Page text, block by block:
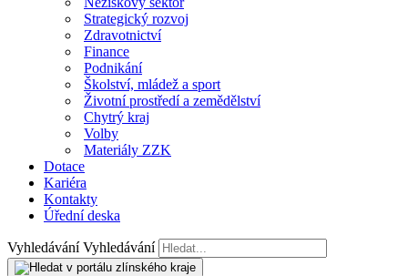
Strategický rozvoj
Zdravotnictví
Finance
Podnikání
Školství, mládež a sport
Životní prostředí a zemědělství
Chytrý kraj
Volby
Materiály ZZK
Dotace
Kariéra
Kontakty
Úřední deska
Vyhledávání Vyhledávání